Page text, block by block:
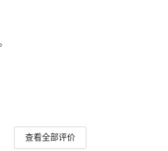
查看全部评价